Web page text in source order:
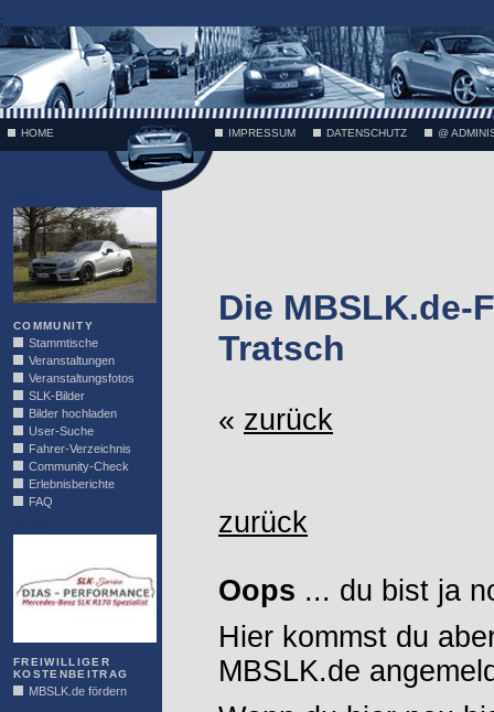
;
HOME IMPRESSUM DATENSCHUTZ @
COMMUNITY
Stammtische
Veranstaltungen
Veranstaltungsfotos
SLK-Bilder
Bilder hochladen
User-Suche
Fahrer-Verzeichnis
Community-Check
Erlebnisberichte
FAQ
FREIWILLIGER
KOSTENBEITRAG
MBSLK.de fördern
Die MBSLK.de-
Tratsch
« zurück
zurück
Oops ... du bist ja
Hier kommst du
MBSLK.de